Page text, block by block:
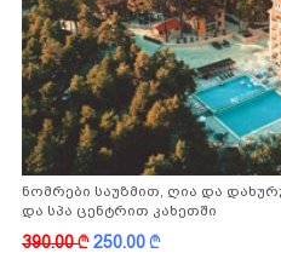
ნომრები საუზმით, ღია და
და სპა ცენტრით კახეთში
390.00k250.00k